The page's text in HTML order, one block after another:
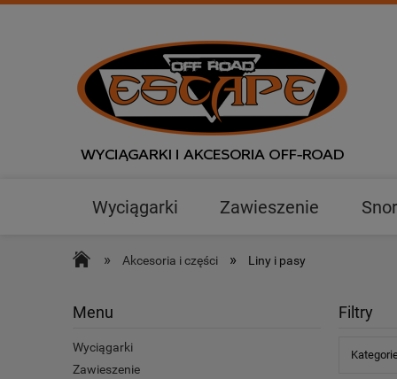
Wyciągarki Zawieszenie
» Akcesoria i części » Liny i pasy
Menu
Wyciągarki
Zawieszenie
Filtry